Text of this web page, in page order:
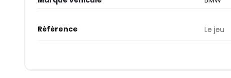
Référence Le jeu